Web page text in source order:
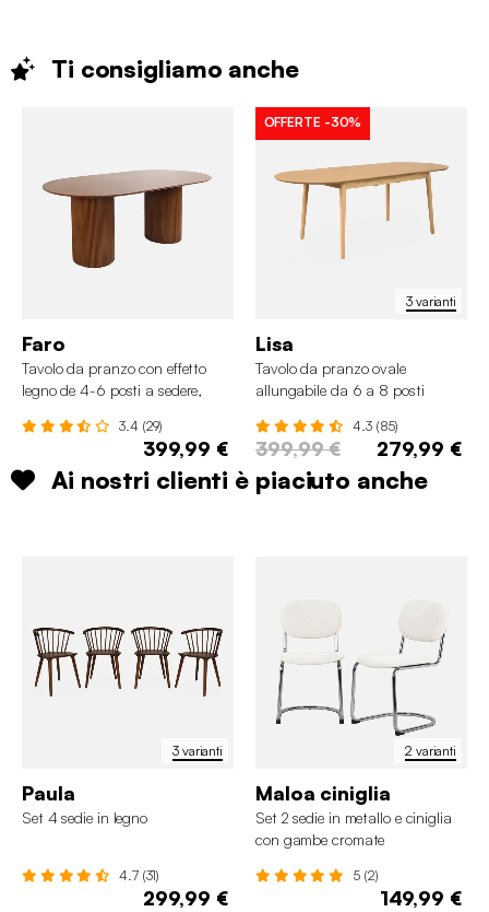
Ti consigliamo anche
Faro
Tavolo da pranzo con effetto
legno de 4-6 posti a sedere,
3.4 (29)
399,99 €
3 varianti
OFFERTE -30%
Lisa
Tavolo da pranzo ovale
allungabile da 6 a 8 posti
4.3 (85)
399,99 € 279,99 €
Ai nostri clienti è piaciuto anche
3 varianti
Paula
Set 4 sedie in legno
4.7 (31)
299,99 €
2 varianti
Maloa ciniglia
Set 2 sedie in metallo e ciniglia
con gambe cromate
5 (2)
149,99 €